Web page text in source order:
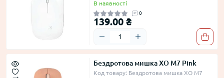
В наявності
0
139.00 ₴
Бездротова мишка XO M7 Pink
Код товару: Бездротова мишка XO M7